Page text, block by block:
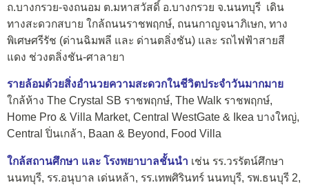
ถ.บางกรวย-จงถนอม ต.มหาสวัสดิ์ อ.บางกรวย จ.นนทบุรี เดิน
ทางสะดวกสบาย ใกล้ถนนราชพฤกษ์, ถนนกาญจนาภิเษก, ทาง
พิเศษศรีรัช (ด่านฉิมพลี และ ด่านตลิ่งชัน) และ รถไฟฟ้าสายสี
แดง ช่วงตลิ่งชัน-ศาลายา
รายล้อมด้วยสิ่งอำนวยความสะดวกในชีวิตประจำวันมากมาย
ใกล้ห้าง The Crystal SB ราชพฤกษ์, The Walk ราชพฤกษ์,
Home Pro & Villa Market, Central WestGate & Ikea บางใหญ่,
Central ปิ่นเกล้า, Baan & Beyond, Food Villa
ใกล้สถานศึกษา และ โรงพยาบาลชั้นนำ เช่น รร.วรรัตน์ศึกษา
นนทบุรี, รร.อนุบาล เด่นหล้า, รร.เทพศิรินทร์ นนทบุรี, รพ.ธนบุรี 2,